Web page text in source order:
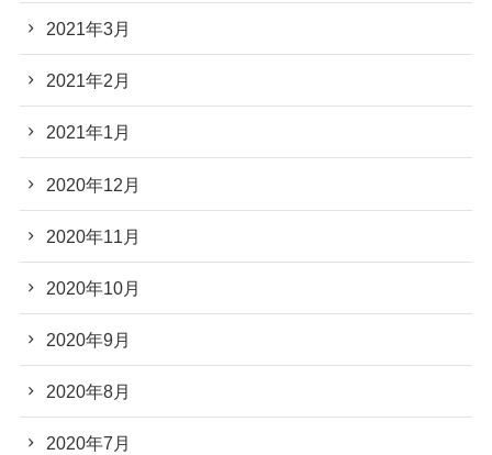
2021年3月
2021年2月
2021年1月
2020年12月
2020年11月
2020年10月
2020年9月
2020年8月
2020年7月